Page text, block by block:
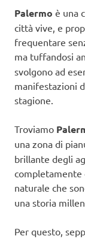
Palermo è una
città vive, e
frequentare
ma tuffandosi
svolgono ad
manifestazioni
stagione.
Troviamo
una zona di
brillante degli
completamente
naturale che
una storia
Per questo,